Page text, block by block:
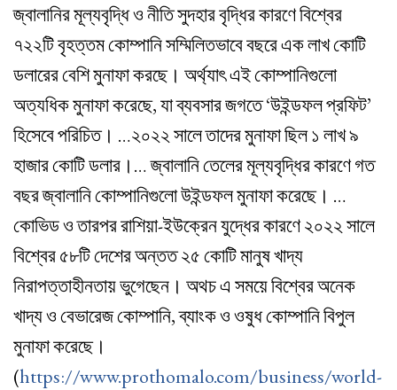
জ্বালানির মূল্যবৃদ্ধি ও নীতি সুদহার বৃদ্ধির কারণে বিশ্বের
৭২২টি বৃহত্তম কোম্পানি সম্মিলিতভাবে বছরে এক লাখ কোটি
ডলারের বেশি মুনাফা করছে। অর্থ্যাৎ এই কোম্পানিগুলো
অত্যধিক মুনাফা করেছে, যা ব্যবসার জগতে ‘উইন্ডফল প্রফিট’
হিসেবে পরিচিত। …২০২২ সালে তাদের মুনাফা ছিল ১ লাখ ৯
হাজার কোটি ডলার।… জ্বালানি তেলের মূল্যবৃদ্ধির কারণে গত
বছর জ্বালানি কোম্পানিগুলো উইন্ডফল মুনাফা করেছে। …
কোভিড ও তারপর রাশিয়া-ইউক্রেন যুদ্ধের কারণে ২০২২ সালে
বিশ্বের ৫৮টি দেশের অন্তত ২৫ কোটি মানুষ খাদ্য
নিরাপত্তাহীনতায় ভুগেছেন। অথচ এ সময়ে বিশ্বের অনেক
খাদ্য ও বেভারেজ কোম্পানি, ব্যাংক ও ওষুধ কোম্পানি বিপুল
মুনাফা করেছে।
(https://www.prothomalo.com/business/world-